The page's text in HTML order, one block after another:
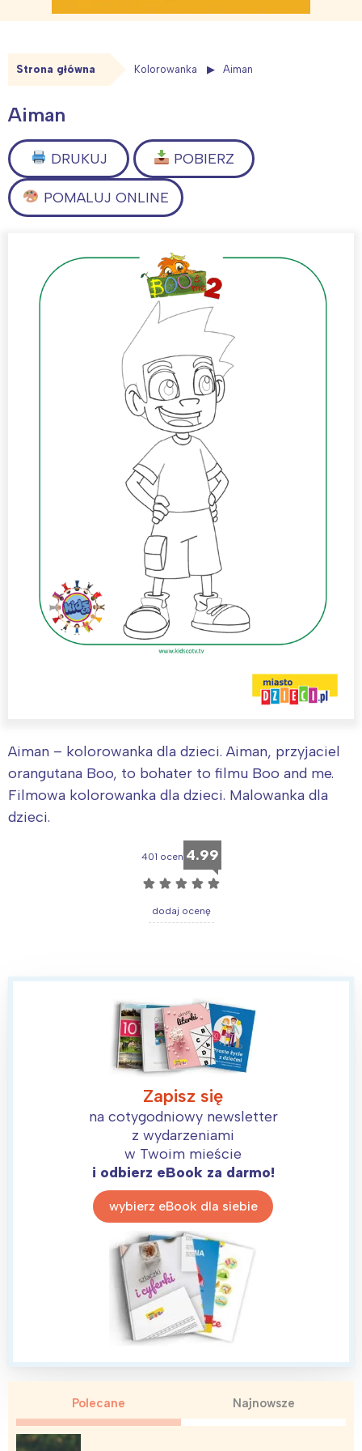
Strona główna Kolorowanka Aiman
Aiman
DRUKUJ POBIERZ
POMALUJ ONLINE
Aiman – kolorowanka dla dzieci. Aiman, przyjaciel
orangutana Boo, to bohater to filmu Boo and me.
Filmowa kolorowanka dla dzieci. Malowanka dla
dzieci.
401 ocen 4.99
☆ ☆ ☆ ☆ ☆
dodaj ocenę
Zapisz się
na cotygodniowy newsletter
z wydarzeniami
w Twoim mieście
i odbierz eBook za darmo!
wybierz eBook dla siebie
Polecane Najnowsze
Interesują mnie wydarzenia z
tego regionu:
Warszawa
Łódź
Śląsk